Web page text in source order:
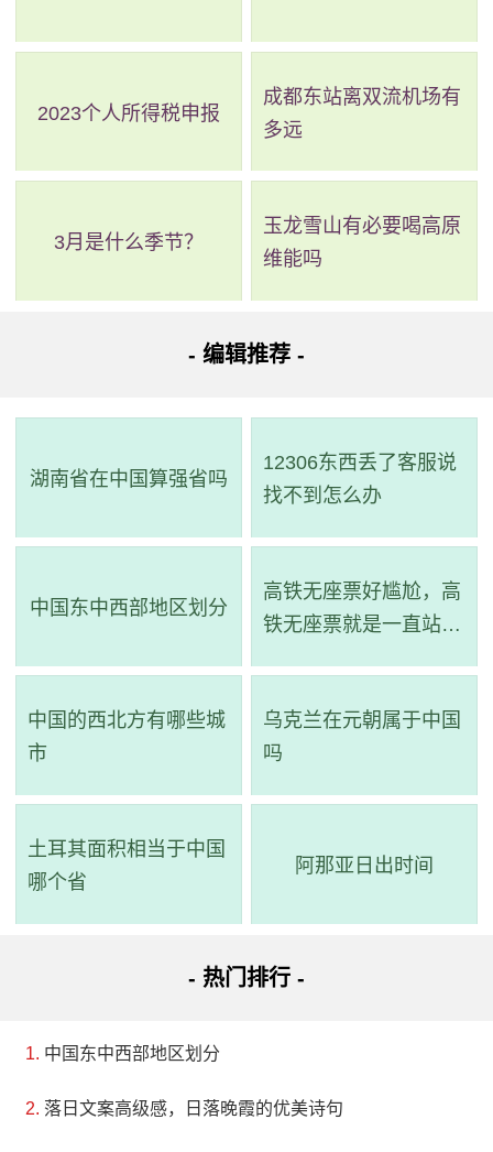
2023个人所得税申报
成都东站离双流机场有
多远
3月是什么季节？
玉龙雪山有必要喝高原
维能吗
- 编辑推荐 -
湖南省在中国算强省吗
12306东西丢了客服说
找不到怎么办
中国东中西部地区划分
高铁无座票好尴尬，高
铁无座票就是一直站着
中国的西北方有哪些城
市
乌克兰在元朝属于中国
吗
土耳其面积相当于中国
哪个省
阿那亚日出时间
- 热门排行 -
中国东中西部地区划分
落日文案高级感，日落晚霞的优美诗句